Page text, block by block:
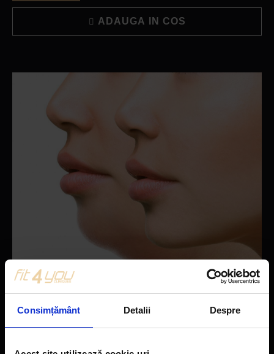
Consimțământ Detalii Despre
ADAUGA IN COS